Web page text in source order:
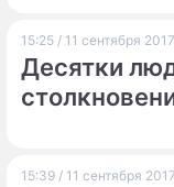
15:25 / 11 сентября 2017
Десятки
15:39 / 11 сентября 2017